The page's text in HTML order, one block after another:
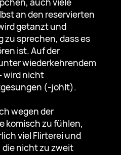
an den reservierten
getanzt und
sprechen, dass es
ist. Auf der
wiederkehrendem
wird nicht
(-johlt).
wegen der
komisch zu fühlen,
viel Flirterei und
die nicht zu zweit